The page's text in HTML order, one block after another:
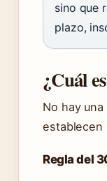
sino que
plazo,
¿Cuál
No hay
establecen
Regla del